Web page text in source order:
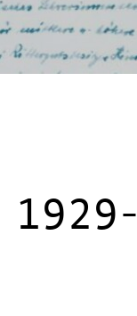
1929-